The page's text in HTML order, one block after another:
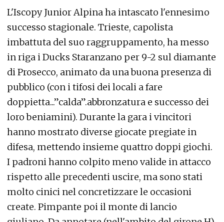
L'Iscopy Junior Alpina ha intascato l'ennesimo
successo stagionale. Trieste, capolista
imbattuta del suo raggruppamento, ha messo
in riga i Ducks Staranzano per 9-2 sul diamante
di Prosecco, animato da una buona presenza di
pubblico (con i tifosi dei locali a fare
doppietta...”calda”.abbronzatura e successo dei
loro beniamini). Durante la gara i vincitori
hanno mostrato diverse giocate pregiate in
difesa, mettendo insieme quattro doppi giochi.
I padroni hanno colpito meno valide in attacco
rispetto alle precedenti uscire, ma sono stati
molto cinici nel concretizzare le occasioni
create. Pimpante poi il monte di lancio